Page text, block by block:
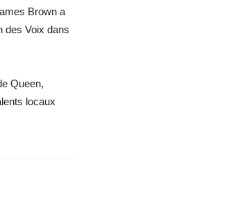
Brown a
des Voix dans
Queen,
locaux